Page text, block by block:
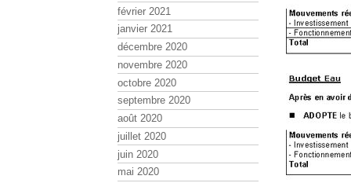
février 2021
janvier 2021
décembre 2020
novembre 2020
octobre 2020
septembre 2020
août 2020
juillet 2020
juin 2020
mai 2020